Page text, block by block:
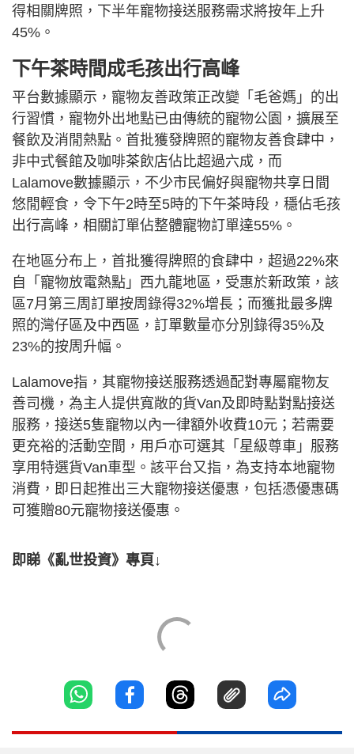
得相關牌照，下半年寵物接送服務需求將按年上升
45%。
下午茶時間成毛孩出行高峰
平台數據顯示，寵物友善政策正改變「毛爸媽」的出
行習慣，寵物外出地點已由傳統的寵物公園，擴展至
餐飲及消閒熱點。首批獲發牌照的寵物友善食肆中，
非中式餐館及咖啡茶飲店佔比超過六成，而
Lalamove數據顯示，不少市民偏好與寵物共享日間
悠閒輕食，令下午2時至5時的下午茶時段，穩佔毛孩
出行高峰，相關訂單佔整體寵物訂單達55%。
在地區分布上，首批獲得牌照的食肆中，超過22%來
自「寵物放電熱點」西九龍地區，受惠於新政策，該
區7月第三周訂單按周錄得32%增長；而獲批最多牌
照的灣仔區及中西區，訂單數量亦分別錄得35%及
23%的按周升幅。
Lalamove指，其寵物接送服務透過配對專屬寵物友
善司機，為主人提供寬敞的貨Van及即時點對點接送
服務，接送5隻寵物以內一律額外收費10元；若需要
更充裕的活動空間，用戶亦可選其「星級尊車」服務
享用特選貨Van車型。該平台又指，為支持本地寵物
消費，即日起推出三大寵物接送優惠，包括憑優惠碼
可獲贈80元寵物接送優惠。
即睇《亂世投資》專頁↓